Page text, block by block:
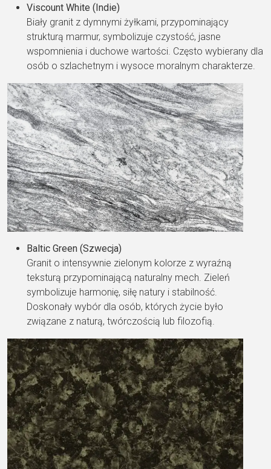
Viscount White (Indie)
Biały granit z dymnymi żyłkami, przypominający
strukturą marmur, symbolizuje czystość, jasne
wspomnienia i duchowe wartości. Często wybierany dla
osób o szlachetnym i wysoce moralnym charakterze.
Baltic Green (Szwecja)
Granit o intensywnie zielonym kolorze z wyraźną
teksturą przypominającą naturalny mech. Zieleń
symbolizuje harmonię, siłę natury i stabilność.
Doskonały wybór dla osób, których życie było
związane z naturą, twórczością lub filozofią.